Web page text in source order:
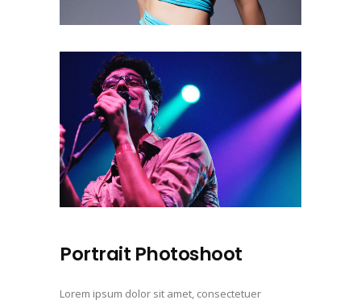
Portrait Photoshoot
Lorem ipsum dolor sit amet, consectetuer